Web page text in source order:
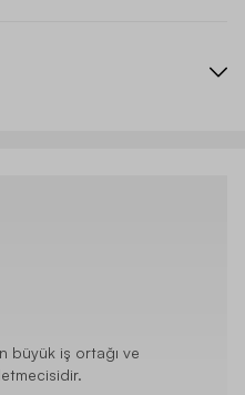
büyük iş ortağı ve